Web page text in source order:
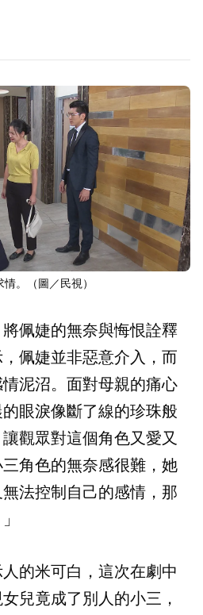
。（圖／民視）
佩婕的無奈與悔恨詮釋
佩婕並非惡意介入，而
泥沼。面對母親的痛心
眼淚像斷了線的珍珠般
觀眾對這個角色又愛又
角色的無奈感很難，她
法控制自己的感情，那
的米可白，這次在劇中
兒竟成了別人的小三，